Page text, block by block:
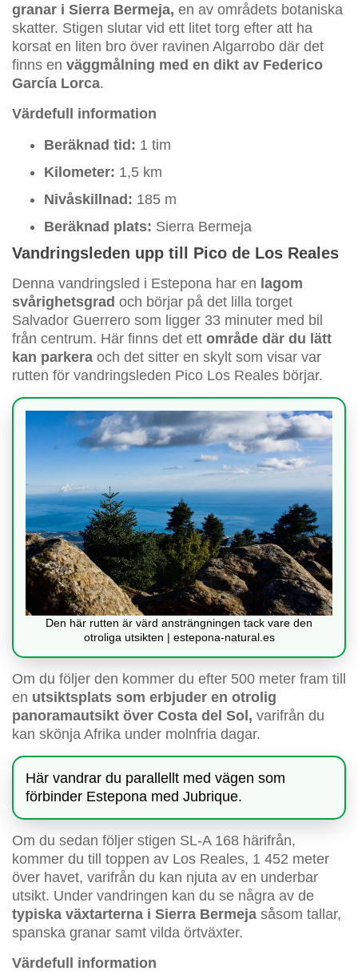
granar i Sierra Bermeja, en av områdets botaniska
skatter. Stigen slutar vid ett litet torg efter att ha
korsat en liten bro över ravinen Algarrobo där det
finns en väggmålning med en dikt av Federico
García Lorca.
Värdefull information
Beräknad tid: 1 tim
Kilometer: 1,5 km
Nivåskillnad: 185 m
Beräknad plats: Sierra Bermeja
Vandringsleden upp till Pico de Los Reales
Denna vandringsled i Estepona har en lagom
svårighetsgrad och börjar på det lilla torget
Salvador Guerrero som ligger 33 minuter med bil
från centrum. Här finns det ett område där du lätt
kan parkera och det sitter en skylt som visar var
rutten för vandringsleden Pico Los Reales börjar.
Den här rutten är värd ansträngningen tack vare den
otroliga utsikten | estepona-natural.es
Om du följer den kommer du efter 500 meter fram till
en utsiktsplats som erbjuder en otrolig
panoramautsikt över Costa del Sol, varifrån du
kan skönja Afrika under molnfria dagar.
Här vandrar du parallellt med vägen som
förbinder Estepona med Jubrique.
Om du sedan följer stigen SL-A 168 härifrån,
kommer du till toppen av Los Reales, 1 452 meter
över havet, varifrån du kan njuta av en underbar
utsikt. Under vandringen kan du se några av de
typiska växtarterna i Sierra Bermeja såsom tallar,
spanska granar samt vilda örtväxter.
Värdefull information